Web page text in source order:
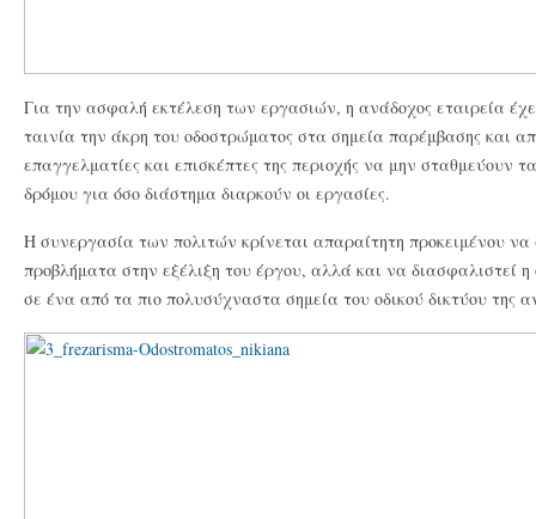
Για την ασφαλή εκτέλεση των εργασιών, η ανάδοχος εταιρεία
ταινία την άκρη του οδοστρώματος στα σημεία παρέμβασης και
επαγγελματίες και επισκέπτες της περιοχής να μην σταθμεύουν
δρόμου για όσο διάστημα διαρκούν οι εργασίες.
Η συνεργασία των πολιτών κρίνεται απαραίτητη προκειμένου
προβλήματα στην εξέλιξη του έργου, αλλά και να διασφαλιστεί
σε ένα από τα πιο πολυσύχναστα σημεία του οδικού δικτύου της